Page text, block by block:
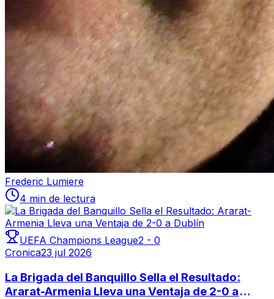
Frederic Lumiere
4 min de lectura
UEFA Champions League2 - 0
Cronica23 jul 2026
La Brigada del Banquillo Sella el Resultado:
Ararat-Armenia Lleva una Ventaja de 2-0 a